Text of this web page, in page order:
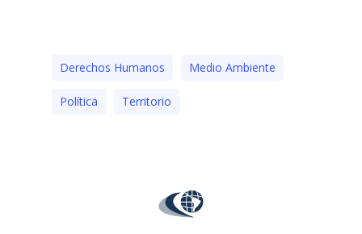
Derechos Humanos Medio Ambiente
Polí­tica Territorio